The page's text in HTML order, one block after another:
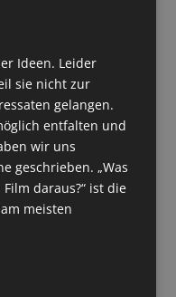
Ideen. Leider
sie nicht zur
gelangen.
entfalten und
wir uns
geschrieben. „Was
daraus?“ ist die
meisten